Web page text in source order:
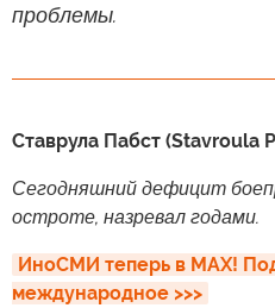
проблемы.
Ставрула Пабст (Stavroula
Сегодняшний дефицит
остроте, назревал годами.
ИноСМИ теперь в MAX!
международное >>>